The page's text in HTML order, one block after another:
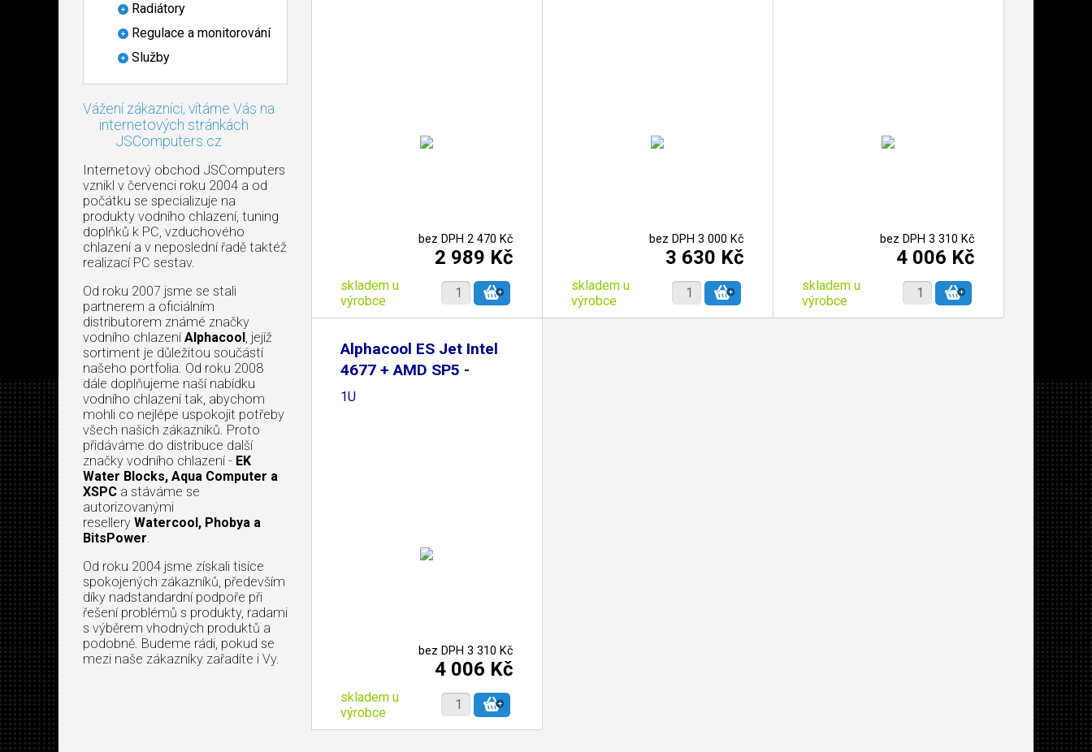
Radiátory
Regulace a monitorování
Služby
Vážení zákazníci, vítáme Vás na
internetových stránkách
JSComputers.cz
Internetový obchod JSComputers
vznikl v červenci roku 2004 a od
počátku se specializuje na
produkty vodního chlazení, tuning
doplňků k PC, vzduchového
chlazení a v neposlední řadě taktéž
realizací PC sestav.
Od roku 2007 jsme se stali
partnerem a oficiálním
distributorem známé značky
vodního chlazení Alphacool, jejíž
sortiment je důležitou součástí
našeho portfolia. Od roku 2008
dále doplňujeme naší nabídku
vodního chlazení tak, abychom
mohli co nejlépe uspokojit potřeby
všech našich zákazníků. Proto
přidáváme do distribuce další
značky vodního chlazení - EK
Water Blocks, Aqua Computer a
XSPC a stáváme se
autorizovanými
resellery Watercool, Phobya a
BitsPower.
Od roku 2004 jsme získali tisíce
spokojených zákazníků, především
díky nadstandardní podpoře při
řešení problémů s produkty, radami
s výběrem vhodných produktů a
podobně. Budeme rádi, pokud se
mezi naše zákazníky zařadíte i Vy.
bez DPH 2 470 Kč
2 989 Kč
skladem u
výrobce
bez DPH 3 000 Kč
3 630 Kč
skladem u
výrobce
bez DPH 3 310 Kč
4 006 Kč
skladem u
výrobce
Alphacool ES Jet Intel
4677 + AMD SP5 -
1U
bez DPH 3 310 Kč
4 006 Kč
skladem u
výrobce